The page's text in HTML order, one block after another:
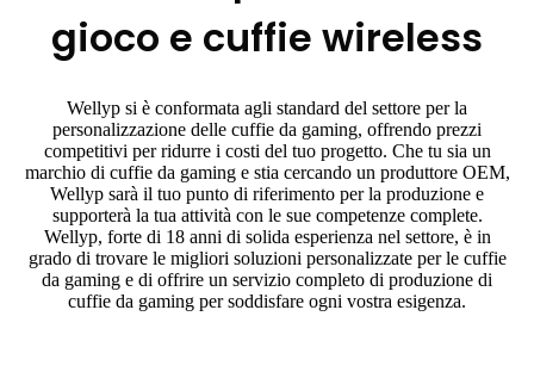
gioco e cuffie wireless
Wellyp si è conformata agli standard del settore per la
personalizzazione delle cuffie da gaming, offrendo prezzi
competitivi per ridurre i costi del tuo progetto. Che tu sia un
marchio di cuffie da gaming e stia cercando un produttore OEM,
Wellyp sarà il tuo punto di riferimento per la produzione e
supporterà la tua attività con le sue competenze complete.
Wellyp, forte di 18 anni di solida esperienza nel settore, è in
grado di trovare le migliori soluzioni personalizzate per le cuffie
da gaming e di offrire un servizio completo di produzione di
cuffie da gaming per soddisfare ogni vostra esigenza.